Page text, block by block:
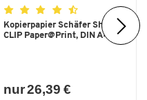
Kopierpapier Schäfer Shop
CLIP Paper@Print, DIN A4...
nur 26,39 €